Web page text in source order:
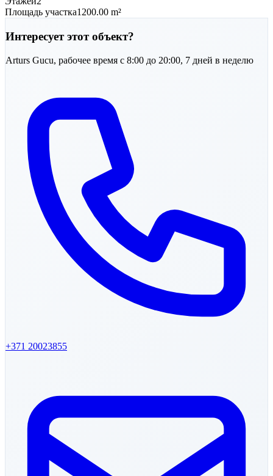
Площадь участка1200.00 m²
Интересует этот объект?
Arturs Gucu, рабочее время с 8:00 до 20:00, 7 дней в неделю
+371 20023855